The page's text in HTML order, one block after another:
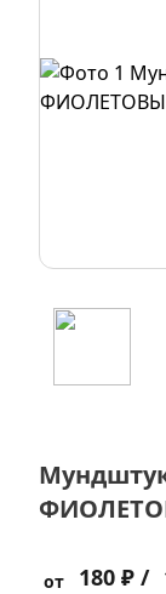
от 180 ₽ /